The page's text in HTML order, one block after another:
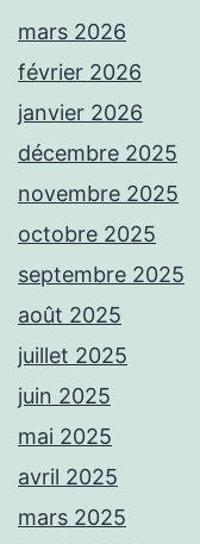
mars 2026
février 2026
janvier 2026
décembre 2025
novembre 2025
octobre 2025
septembre 2025
août 2025
juillet 2025
juin 2025
mai 2025
avril 2025
mars 2025